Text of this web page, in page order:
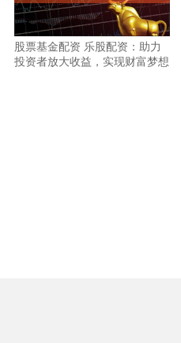
股票基金配资 乐股配资：助力
投资者放大收益，实现财富梦想